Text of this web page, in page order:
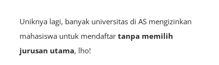
Uniknya lagi, banyak universitas di AS mengizinkan
mahasiswa untuk mendaftar tanpa memilih
jurusan utama, lho!